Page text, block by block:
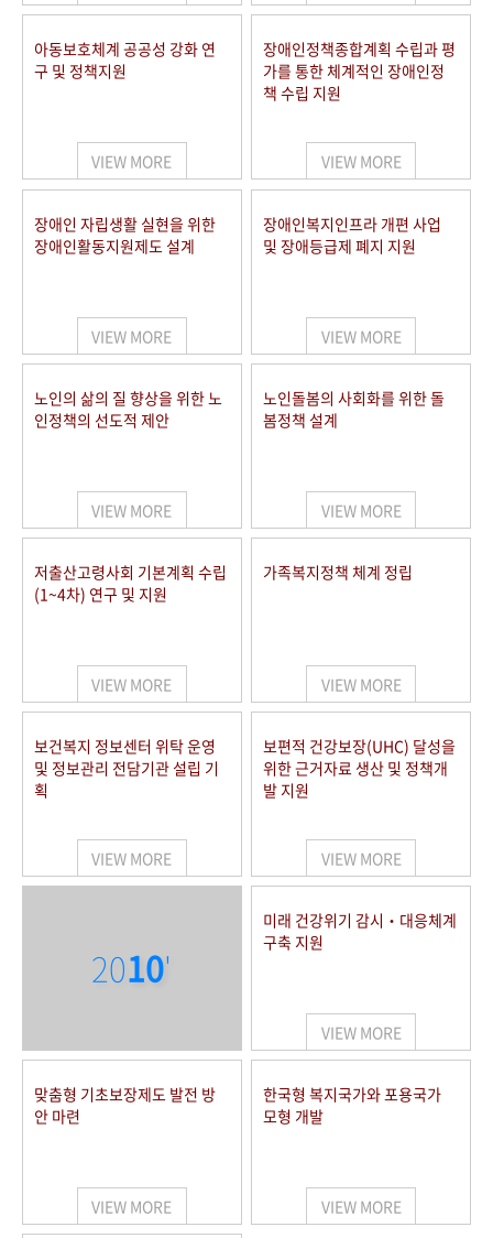
아동보호체계 공공성 강화 연
구 및 정책지원
VIEW MORE
장애인정책종합계획 수립과 평
가를 통한 체계적인 장애인정
책 수립 지원
VIEW MORE
장애인 자립생활 실현을 위한
장애인활동지원제도 설계
VIEW MORE
장애인복지인프라 개편 사업
및 장애등급제 폐지 지원
VIEW MORE
노인의 삶의 질 향상을 위한 노
인정책의 선도적 제안
VIEW MORE
노인돌봄의 사회화를 위한 돌
봄정책 설계
VIEW MORE
저출산고령사회 기본계획 수립
(1~4차) 연구 및 지원
VIEW MORE
가족복지정책 체계 정립
VIEW MORE
보건복지 정보센터 위탁 운영
및 정보관리 전담기관 설립 기
획
VIEW MORE
보편적 건강보장(UHC) 달성을
위한 근거자료 생산 및 정책개
발 지원
VIEW MORE
2010'
미래 건강위기 감시‧대응체계
구축 지원
VIEW MORE
맞춤형 기초보장제도 발전 방
안 마련
VIEW MORE
한국형 복지국가와 포용국가
모형 개발
VIEW MORE